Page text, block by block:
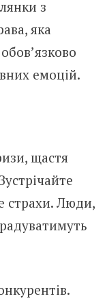
з
яка
емоцій.
щастя
страхи. Люди,